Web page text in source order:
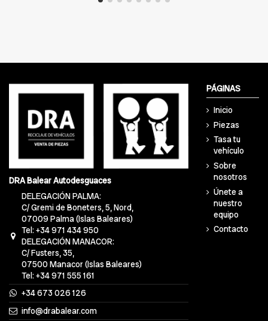
DRA Balear Autodesguaces
DELEGACIÓN PALMA:
C/ Gremi de Boneters, 5, Nord,
07009 Palma (Islas Baleares)
Tel: +34 971 434 950
DELEGACIÓN MANACOR:
C/ Fusters, 35,
07500 Manacor (Islas Baleares)
Tel: +34 971 555 161
+34 673 026 126
info@drabalear.com
PÁGINAS
Inicio
Piezas
Tasa tu
vehículo
Sobre
nosotros
Únete a
nuestro
equipo
Contacto